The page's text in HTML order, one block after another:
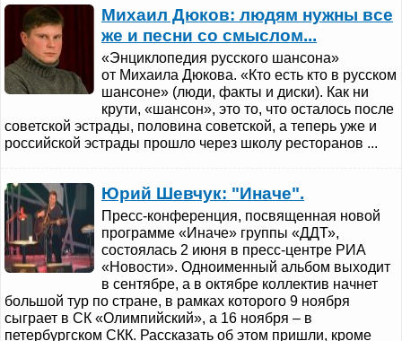
Михаил Дюков: людям нужны все
же и песни со смыслом...
«Энциклопедия русского шансона»
от Михаила Дюкова. «Кто есть кто в русском
шансоне» (люди, факты и диски). Как ни
крути, «шансон», это то, что осталось после
советской эстрады, половина советской, а теперь уже и
российской эстрады прошло через школу ресторанов ...
Юрий Шевчук: "Иначе".
Пресс-конференция, посвященная новой
программе «Иначе» группы «ДДТ»,
состоялась 2 июня в пресс-центре РИА
«Новости». Одноименный альбом выходит
в сентябре, а в октябре коллектив начнет
большой тур по стране, в рамках которого 9 ноября
сыграет в СК «Олимпийский», а 16 ноября – в
петербургском СКК. Рассказать об этом пришли, кроме